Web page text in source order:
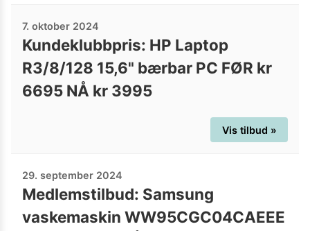
7. oktober 2024
Kundeklubbpris: HP Laptop
R3/8/128 15,6" bærbar PC FØR kr
6695 NÅ kr 3995
Vis tilbud »
29. september 2024
Medlemstilbud: Samsung
vaskemaskin WW95CGC04CAEEE